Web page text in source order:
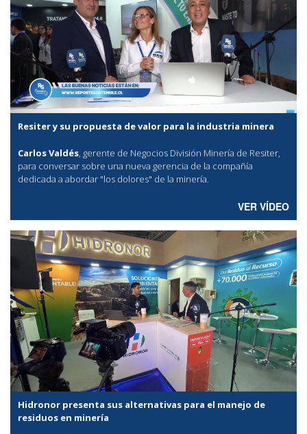
Resiter y su propuesta de valor para la industria minera
Carlos Valdés, gerente de Negocios División Minería de Resiter,
para conversar sobre una nueva gerencia de la compañía
dedicada a abordar "los dolores" de la minería.
VER VÍDEO
Hidronor presenta sus alternativas para el manejo de
residuos en minería